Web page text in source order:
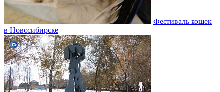
Фестиваль кошек
в Новосибирске